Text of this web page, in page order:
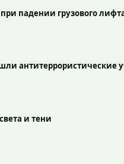
падении грузового
антитеррористические
и тени